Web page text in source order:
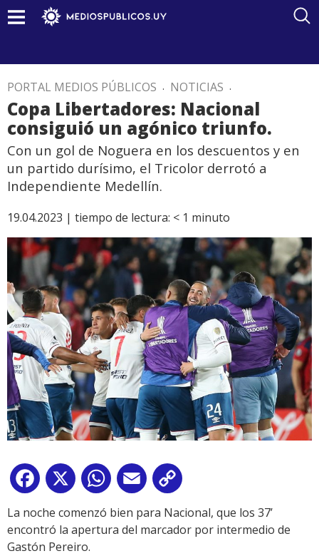
PORTAL MEDIOS PÚBLICOS . NOTICIAS .
Copa Libertadores: Nacional
consiguió un agónico triunfo.
Con un gol de Noguera en los descuentos y en
un partido durísimo, el Tricolor derrotó a
Independiente Medellín.
19.04.2023 | tiempo de lectura: < 1 minuto
Facebook
X WhatsApp
Email
Link
La noche comenzó bien para Nacional, que los 37’
encontró la apertura del marcador por intermedio de
Gastón Pereiro.